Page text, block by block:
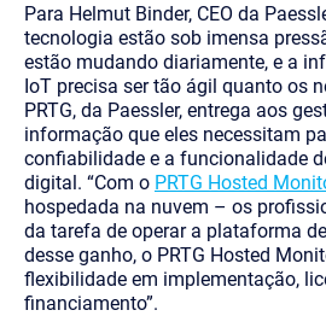
Para Helmut Binder, CEO da
tecnologia estão sob imensa
estão mudando diariamente, e a
IoT precisa ser tão ágil quanto os
PRTG, da Paessler, entrega aos
informação que eles necessitam
confiabilidade e a funcionalidade
digital. “Com o PRTG Hosted
hospedada na nuvem – os
da tarefa de operar a plataforma
desse ganho, o PRTG Hosted
flexibilidade em implementação,
financiamento”.